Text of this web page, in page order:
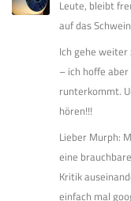
Leute, bleibt
auf das
Ich gehe
– ich hoffe
runterkommt.
hören!!!
Lieber Murph:
eine
Kritik
einfach mal